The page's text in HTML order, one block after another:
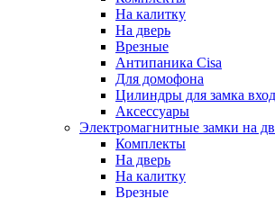
На калитку
На дверь
Врезные
Антипаника Cisa
Для домофона
Цилиндры для замка
Аксессуары
Электромагнитные замки на
Комплекты
На дверь
На калитку
Врезные